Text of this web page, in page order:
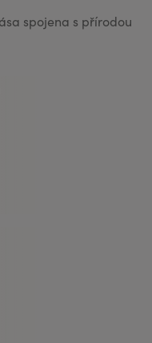
spojena s přírodou